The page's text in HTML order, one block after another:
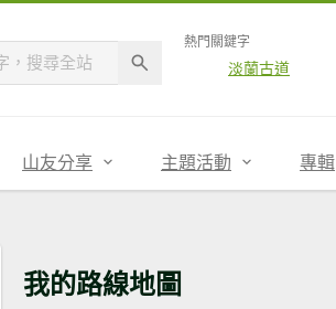
熱門關鍵字
淡蘭古道
山友分享 主題活動 專輯
我的路線地圖